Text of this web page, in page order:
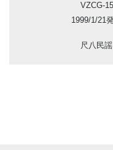
VZCG-
1999/1/21
尺八民謡